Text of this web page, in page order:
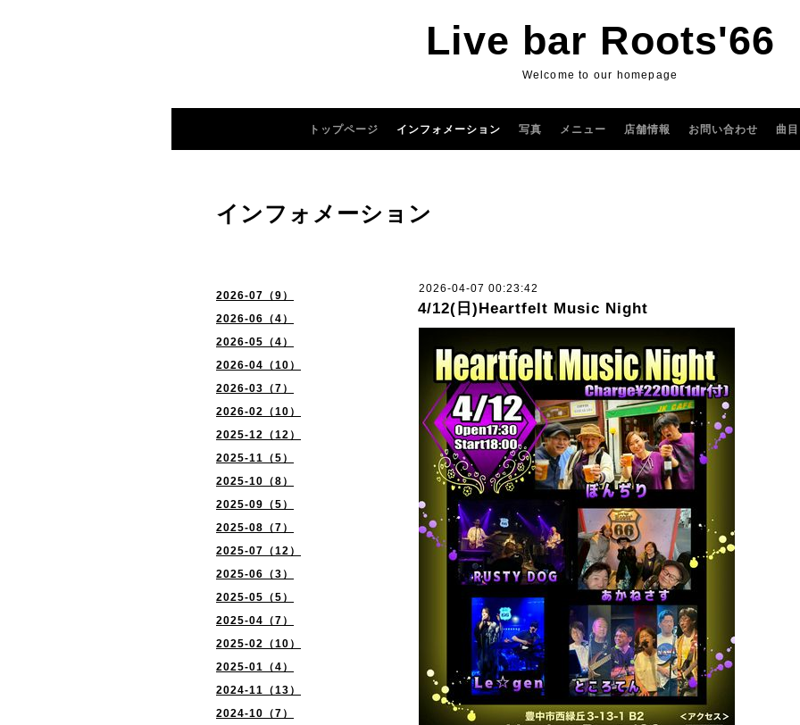
Live bar Roots'66
Welcome to our homepage
トップページ インフォメーション 写真 メニュー 店舗情報 お問い合わせ 曲
2026-07（9）
2026-06（4）
2026-05（4）
2026-04（10）
2026-03（7）
2026-02（10）
2025-12（12）
2025-11（5）
2025-10（8）
2025-09（5）
2025-08（7）
2025-07（12）
2025-06（3）
2025-05（5）
2025-04（7）
2025-02（10）
2025-01（4）
2024-11（13）
2024-10（7）
インフォメーション
2026-04-07 00:23:42
4/12(日)Heartfelt Music Night